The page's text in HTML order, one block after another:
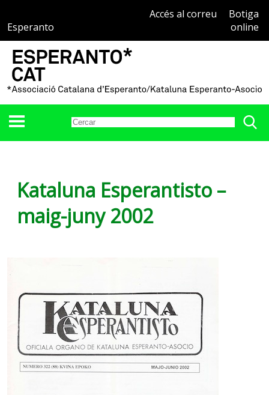
Esperanto
Accés al correu
Botiga
online
Kataluna Esperantisto –
maig-juny 2002